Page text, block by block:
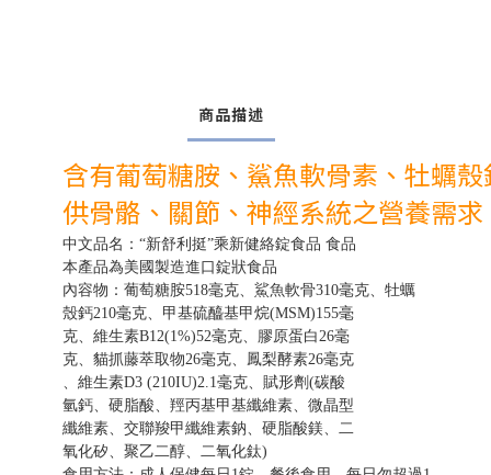
商品描述
含有葡萄糖胺、鯊魚軟骨素、牡蠣
供骨骼、關節、神經系統之營養需求
中文品名 ： “新舒利挺”乘新健絡錠食品 食品
本產品為美國製造進口錠狀食品
內容物 ： 葡萄糖胺518毫克、鯊魚軟骨310毫克、牡蠣
殼鈣210毫克、甲基硫醯基甲烷(MSM)155毫
克、維生素B12(1%)52毫克、膠原蛋白26毫
克、貓抓藤萃取物26毫克、鳳梨酵素26毫克
、維生素D3 (210IU)2.1毫克、賦形劑(碳酸
氫鈣、硬脂酸、羥丙基甲基纖維素、微晶型
纖維素、交聯羧甲纖維素鈉、硬脂酸鎂、二
氧化矽、聚乙二醇、二氧化鈦)